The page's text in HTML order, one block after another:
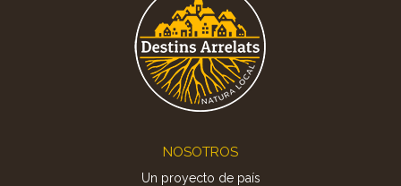
NOSOTROS
Un proyecto de país